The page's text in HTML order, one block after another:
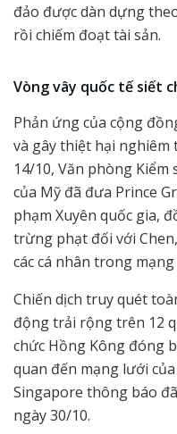
đảo được dàn dựng
rồi chiếm đoạt tài sản.
Vòng vây quốc tế siết
Phản ứng của cộng
và gây thiệt hại nghiêm
14/10, Văn phòng Kiểm
của Mỹ đã đưa Prince
phạm Xuyên quốc gia,
trừng phạt đối với
các cá nhân trong
Chiến dịch truy quét
động trải rộng trên 12
chức Hồng Kông đóng
quan đến mạng lưới
Singapore thông báo
ngày 30/10.